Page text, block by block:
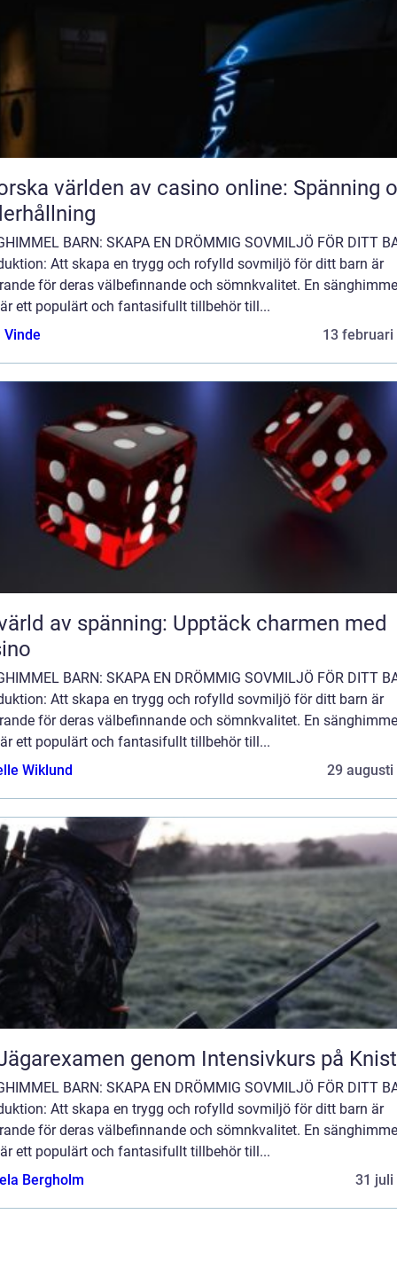
världen av casino online: Spänning
BARN: SKAPA EN DRÖMMIG SOVMILJÖ FÖR DITT
Att skapa en trygg och rofylld sovmiljö för ditt barn är
för deras välbefinnande och sömnkvalitet. En
ett populärt och fantasifullt tillbehör till...
Vinde
13 februari
av spänning: Upptäck charmen med
BARN: SKAPA EN DRÖMMIG SOVMILJÖ FÖR DITT
Att skapa en trygg och rofylld sovmiljö för ditt barn är
för deras välbefinnande och sömnkvalitet. En
ett populärt och fantasifullt tillbehör till...
Wiklund
29 augusti
genom Intensivkurs på
BARN: SKAPA EN DRÖMMIG SOVMILJÖ FÖR DITT
Att skapa en trygg och rofylld sovmiljö för ditt barn är
för deras välbefinnande och sömnkvalitet. En
ett populärt och fantasifullt tillbehör till...
Bergholm
31 juli